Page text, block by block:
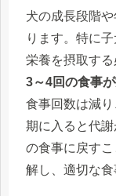
犬の成長段階
ります。特に
栄養を摂取する
3～4回の食事
食事回数は減り
期に入ると代
の食事に戻す
解し、適切な食